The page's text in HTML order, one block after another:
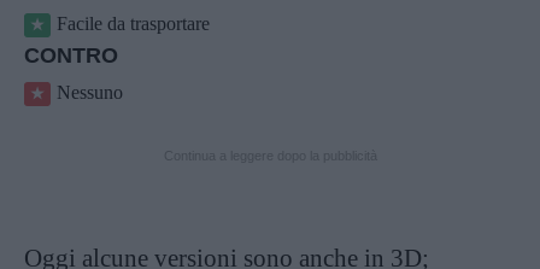
Facile da trasportare
CONTRO
Nessuno
Oggi alcune versioni sono anche in 3D;